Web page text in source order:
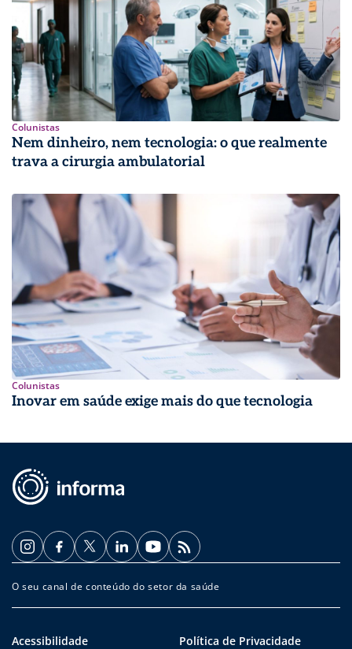
Colunistas
Nem dinheiro, nem tecnologia: o que realmente
trava a cirurgia ambulatorial
Colunistas
Inovar em saúde exige mais do que tecnologia
O seu canal de conteúdo do setor da saúde
Acessibilidade Política de Privacidade